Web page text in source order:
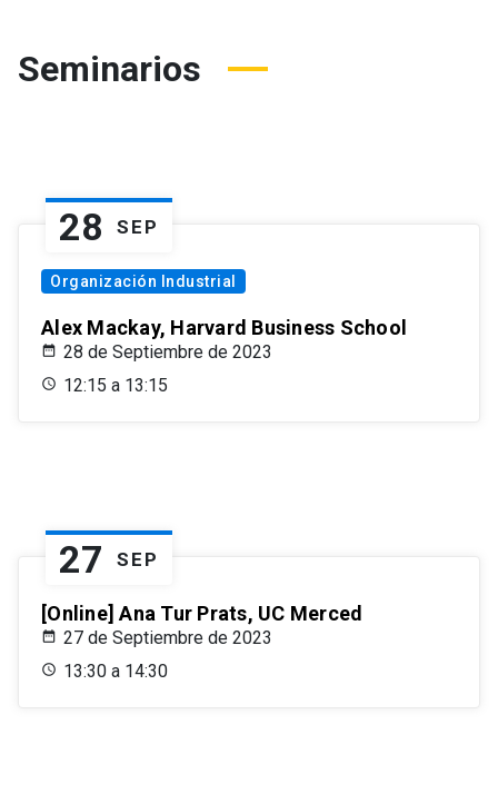
Seminarios
28 SEP
Organización Industrial
Alex Mackay, Harvard Business School
28 de Septiembre de 2023
12:15 a 13:15
27 SEP
[Online] Ana Tur Prats, UC Merced
27 de Septiembre de 2023
13:30 a 14:30